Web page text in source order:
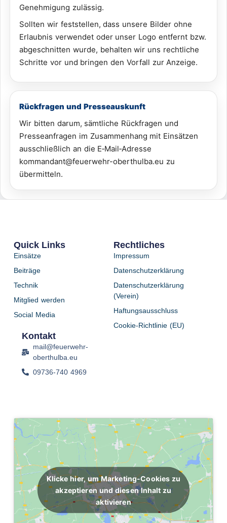
Genehmigung zulässig.
Sollten wir feststellen, dass unsere Bilder ohne
Erlaubnis verwendet oder unser Logo entfernt bzw.
abgeschnitten wurde, behalten wir uns rechtliche
Schritte vor und bringen den Vorfall zur Anzeige.
Rückfragen und Presseauskunft
Wir bitten darum, sämtliche Rückfragen und
Presseanfragen im Zusammenhang mit Einsätzen
ausschließlich an die E‑Mail‑Adresse
kommandant@feuerwehr-oberthulba.eu zu
übermitteln.
Quick Links
Einsätze
Beiträge
Technik
Mitglied werden
Social Media
Rechtliches
Impressum
Datenschutzerklärung
Datenschutzerklärung
(Verein)
Haftungsausschluss
Cookie-Richtlinie (EU)
Kontakt
mail@feuerwehr-
oberthulba.eu
09736-740 4969
Klicke hier, um Marketing-Cookies zu
akzeptieren und diesen Inhalt zu
aktivieren